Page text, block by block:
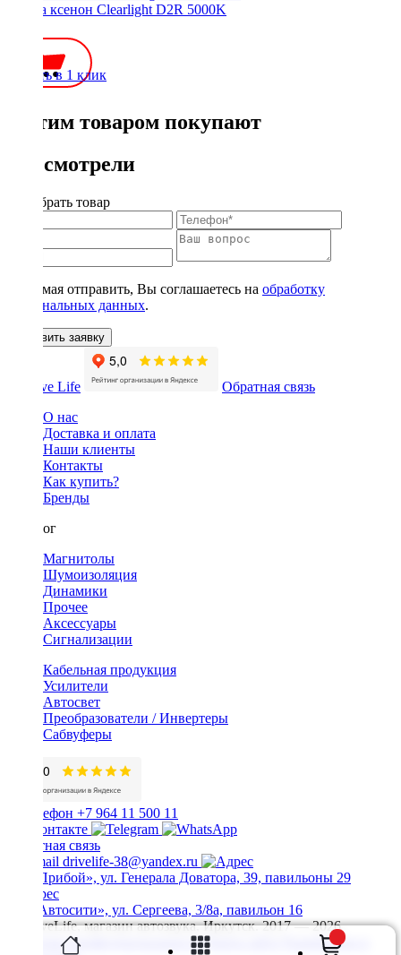
Лампа ксенон Clearlight D2R 5000K
Купить в 1 клик
С этим товаром покупают
Вы смотрели
Подобрать товар
Нажимая отправить, Вы соглашаетесь на обработку
персональных данных.
Оставить заявку
Обратная связь
О нас
Доставка и оплата
Наши клиенты
Контакты
Как купить?
Бренды
Каталог
Магнитолы
Шумоизоляция
Динамики
Прочее
Аксессуары
Сигнализации
Кабельная продукция
Усилители
Автосвет
Преобразователи / Инвертеры
Сабвуферы
+7 964 11 500 11
Обратная связь
drivelife-38@yandex.ru
ТЦ «Прибой», ул. Генерала Доватора, 39, павильоны 29
ТЦ «Автосити», ул. Сергеева, 3/8а, павильон 16
© DriveLife, магазин автозвука, Иркутск. 2017 — 2026
Политика конфиденциальности Карта сайта
Разработано в